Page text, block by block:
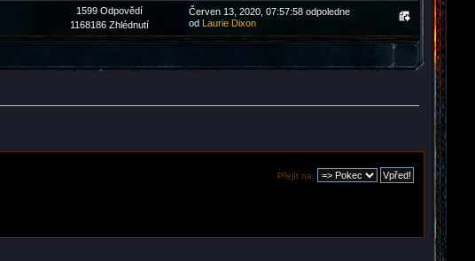
1599 Odpovědí
1168186 Zhlédnutí
Červen 13, 2020, 07:57:58 odpoledne
od Laurie Dixon
Přejít na: